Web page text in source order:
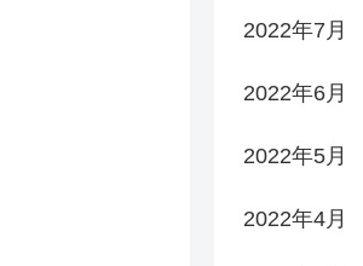
2022年7月
2022年6月
2022年5月
2022年4月